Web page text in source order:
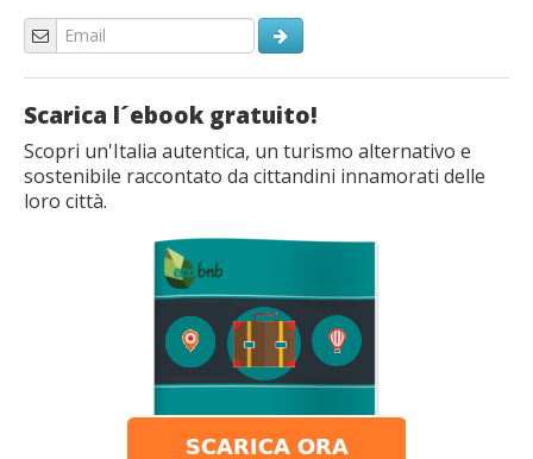
Scarica l´ebook gratuito!
Scopri un'Italia autentica, un turismo alternativo e
sostenibile raccontato da cittandini innamorati delle
loro città.